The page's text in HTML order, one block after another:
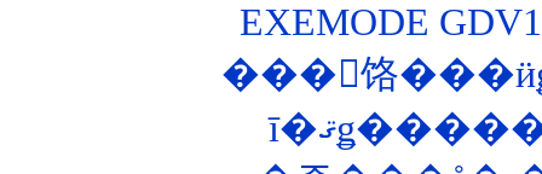
EXEMODE
���󥰥饹